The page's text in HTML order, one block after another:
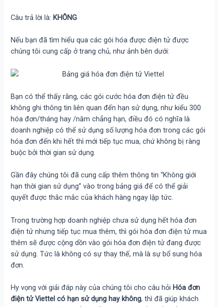
Câu trả lời là: KHÔNG
Nếu bạn đã tìm hiểu qua các gói hóa được điện tử được
chúng tôi cung cấp ở trang chủ, như ảnh bên dưới:
Bạn có thể thấy rằng, các gói cước hóa đơn điện tử đều
không ghi thông tin liên quan đến hạn sử dụng, như kiểu 300
hóa đơn/tháng hay /năm chẳng hạn, điều đó có nghĩa là
doanh nghiệp có thể sử dụng số lượng hóa đơn trong các gói
hóa đơn đến khi hết thì mới tiếp tục mua, chứ không bị ràng
buộc bởi thời gian sử dụng.
Gần đây chúng tôi đã cung cấp thêm thông tin “Không giới
hạn thời gian sử dụng” vào trong bảng giá để có thể giải
quyết được thắc mắc của khách hàng ngay lập tức.
Trong trường hợp doanh nghiệp chưa sử dụng hết hóa đơn
điện tử nhưng tiếp tục mua thêm, thì gói hóa đơn điện tử mua
thêm sẽ được cộng dồn vào gói hóa đơn điện tử đang được
sử dụng. Tức là không có sự thay thế, mà là sự bổ sung hóa
đơn.
Hy vọng với giải đáp này của chúng tôi cho câu hỏi Hóa đơn
điện tử Viettel có hạn sử dụng hay không, thì đã giúp khách